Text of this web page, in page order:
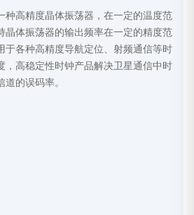
种高精度晶体振荡器，在一定的温度范
晶体振荡器的输出频率在一定的精度范
于各种高精度导航定位、射频通信等时
，高稳定性时钟产品解决卫星通信中时
的误码率。